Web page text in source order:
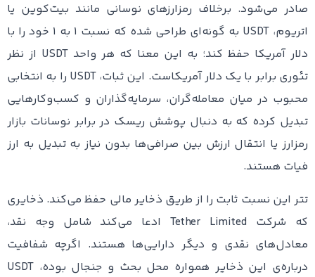
صادر می‌شود. برخلاف رمزارزهای نوسانی مانند بیت‌کوین یا
اتریوم، USDT به گونه‌ای طراحی شده که نسبت ۱ به ۱ خود را با
دلار آمریکا حفظ کند؛ به این معنا که هر واحد USDT از نظر
تئوری برابر با یک دلار آمریکاست. این ثبات، USDT را به انتخابی
محبوب در میان معامله‌گران، سرمایه‌گذاران و کسب‌وکارهایی
تبدیل کرده که به دنبال پوشش ریسک در برابر نوسانات بازار
رمزارز یا انتقال ارزش بین صرافی‌ها بدون نیاز به تبدیل به ارز
فیات هستند.
تتر این نسبت ثابت را از طریق ذخایر مالی حفظ می‌کند. ذخایری
که شرکت Tether Limited ادعا می‌کند شامل وجه نقد،
معادل‌های نقدی و دیگر دارایی‌ها هستند. اگرچه شفافیت
درباره‌ی این ذخایر همواره محل بحث و جنجال بوده، USDT